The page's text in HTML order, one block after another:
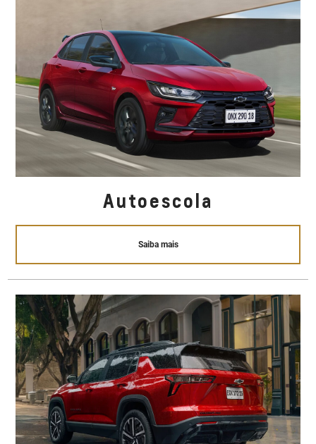
Autoescola
Saiba mais